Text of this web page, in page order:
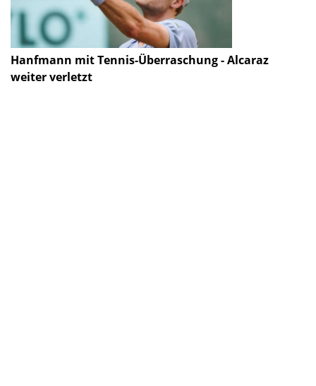
Hanfmann mit Tennis-Überraschung - Alcaraz
weiter verletzt